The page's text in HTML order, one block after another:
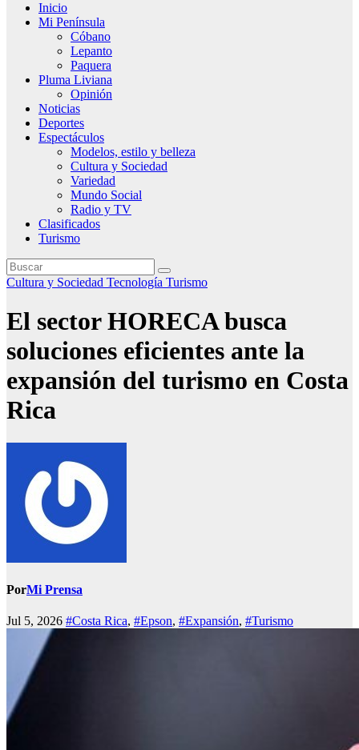
Inicio
Mi Península
Cóbano
Lepanto
Paquera
Pluma Liviana
Opinión
Noticias
Deportes
Espectáculos
Modelos, estilo y belleza
Cultura y Sociedad
Variedad
Mundo Social
Radio y TV
Clasificados
Turismo
Cultura y Sociedad Tecnología Turismo
El sector HORECA busca
soluciones eficientes ante la
expansión del turismo en Costa
Rica
PorMi Prensa
Jul 5, 2026 #Costa Rica, #Epson, #Expansión, #Turismo